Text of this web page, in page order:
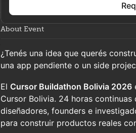
About Event
¿Tenés una idea que querés
una app pendiente o un side
El Cursor Buildathon Bolivia 2026
Cursor Bolivia. 24 horas
diseñadores, founders e
para construir productos reales